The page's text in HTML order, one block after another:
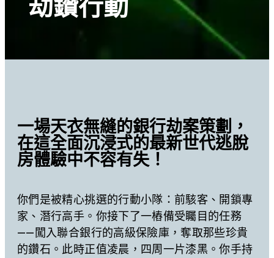
劫鑽行動
一場天衣無縫的銀行劫案策劃，
在這全面沉浸式的最新世代逃脫
房體驗中不容有失！
你們是被精心挑選的行動小隊：前駭客、開鎖專
家、潛行高手。你接下了一樁備受矚目的任務
——闖入聯合銀行的高級保險庫，奪取那些珍貴
的鑽石。此時正值凌晨，四周一片漆黑。你手持